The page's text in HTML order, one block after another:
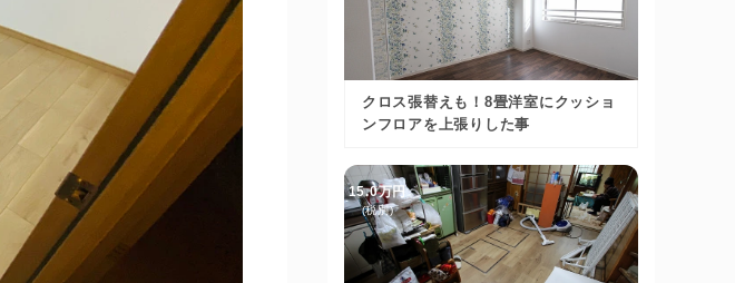
クロス張替えも！8畳洋室にクッショ
ンフロアを上張りした事
15.0万円
(税別)